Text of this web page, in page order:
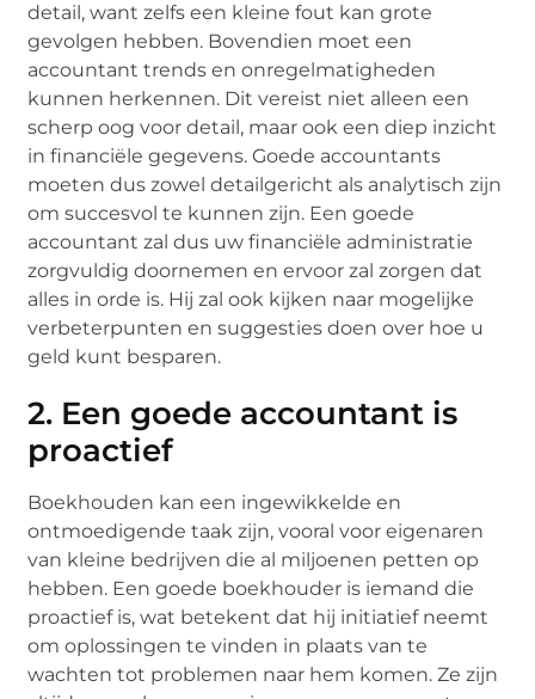
detail, want zelfs een kleine fout kan grote
gevolgen hebben. Bovendien moet een
accountant trends en onregelmatigheden
kunnen herkennen. Dit vereist niet alleen een
scherp oog voor detail, maar ook een diep inzicht
in financiële gegevens. Goede accountants
moeten dus zowel detailgericht als analytisch zijn
om succesvol te kunnen zijn. Een goede
accountant zal dus uw financiële administratie
zorgvuldig doornemen en ervoor zal zorgen dat
alles in orde is. Hij zal ook kijken naar mogelijke
verbeterpunten en suggesties doen over hoe u
geld kunt besparen.
2. Een goede accountant is
proactief
Boekhouden kan een ingewikkelde en
ontmoedigende taak zijn, vooral voor eigenaren
van kleine bedrijven die al miljoenen petten op
hebben. Een goede boekhouder is iemand die
proactief is, wat betekent dat hij initiatief neemt
om oplossingen te vinden in plaats van te
wachten tot problemen naar hem komen. Ze zijn